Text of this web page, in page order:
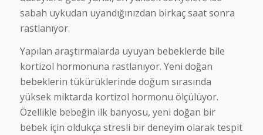
sabah uykudan uyandığınızdan birkaç saat sonra
rastlanıyor.
Yapılan araştırmalarda uyuyan bebeklerde bile
kortizol hormonuna rastlanıyor. Yeni doğan
bebeklerin tükürüklerinde doğum sırasında
yüksek miktarda kortizol hormonu ölçülüyor.
Özellikle bebeğin ilk banyosu, yeni doğan bir
bebek için oldukça stresli bir deneyim olarak tespit